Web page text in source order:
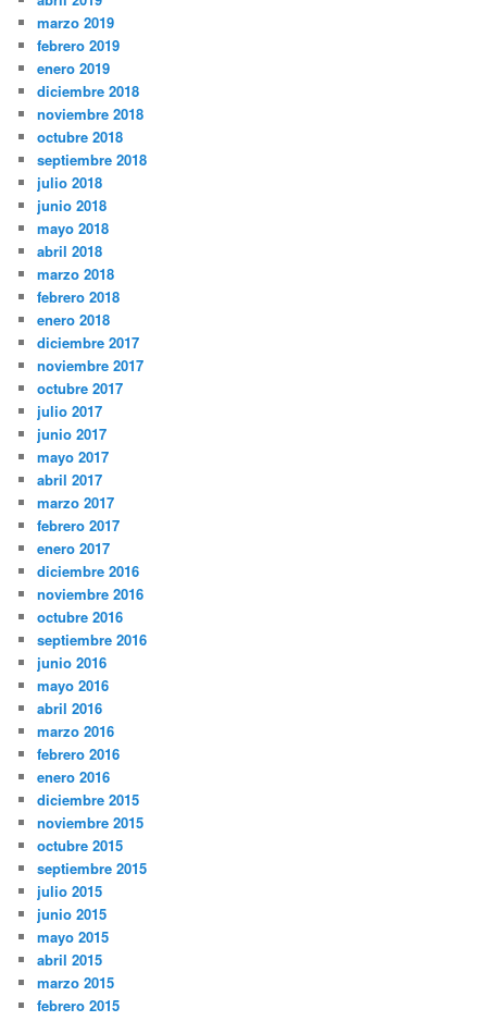
marzo 2019
febrero 2019
enero 2019
diciembre 2018
noviembre 2018
octubre 2018
septiembre 2018
julio 2018
junio 2018
mayo 2018
abril 2018
marzo 2018
febrero 2018
enero 2018
diciembre 2017
noviembre 2017
octubre 2017
julio 2017
junio 2017
mayo 2017
abril 2017
marzo 2017
febrero 2017
enero 2017
diciembre 2016
noviembre 2016
octubre 2016
septiembre 2016
junio 2016
mayo 2016
abril 2016
marzo 2016
febrero 2016
enero 2016
diciembre 2015
noviembre 2015
octubre 2015
septiembre 2015
julio 2015
junio 2015
mayo 2015
abril 2015
marzo 2015
febrero 2015